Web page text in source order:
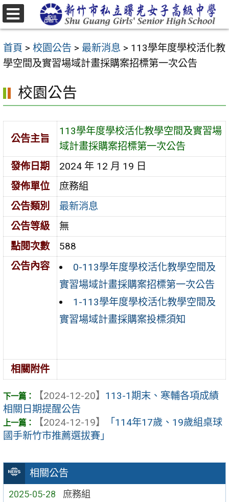
跳
至
要
內
區
首頁 > 校園公告 > 最新消息 > 113學年度學校活化教
學空間及實習場域計畫採購案招標第一次公告
相關公告
2025-05-28 庶務組
校園公告
公告主旨
113學年度學校活化教學空間及實習場
域計畫採購案招標第一次公告
發佈日期
2024 年 12 月 19 日
發佈單位
庶務組
公告類別
最新消息
公告等級
無
點閱次數
588
公告內容
0-113學年度學校活化教學空間及
實習場域計畫採購案招標第一次公告
1-113學年度學校活化教學空間及
實習場域計畫採購案投標須知
相關附件
【2024-12-20】 113-1期末、寒輔各項成績
相關日期提醒公告
【2024-12-19】
「114年17歲、19歲組桌球
國手新竹市推薦選拔賽」
選
單